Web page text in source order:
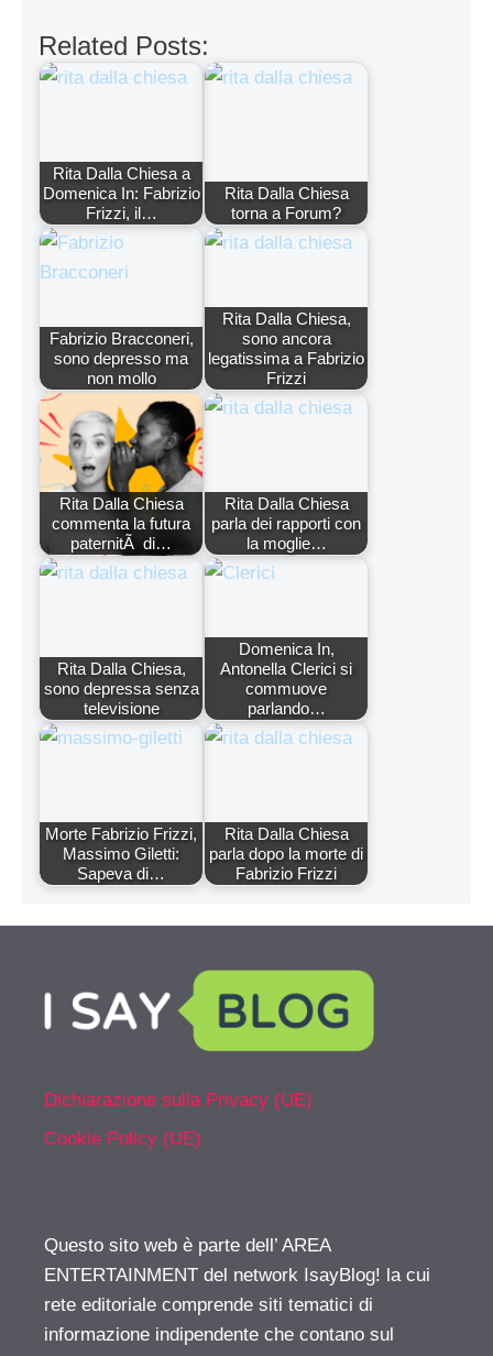
Related Posts:
Rita Dalla Chiesa a
Domenica In: Fabrizio
Frizzi, il…
Rita Dalla Chiesa
torna a Forum?
Fabrizio Bracconeri,
sono depresso ma
non mollo
Rita Dalla Chiesa,
sono ancora
legatissima a Fabrizio
Frizzi
Rita Dalla Chiesa
commenta la futura
paternitÃ di…
Rita Dalla Chiesa
parla dei rapporti con
la moglie…
Rita Dalla Chiesa,
sono depressa senza
televisione
Domenica In,
Antonella Clerici si
commuove
parlando…
Morte Fabrizio Frizzi,
Massimo Giletti:
Sapeva di…
Rita Dalla Chiesa
parla dopo la morte di
Fabrizio Frizzi
Dichiarazione sulla Privacy (UE)
Cookie Policy (UE)
Questo sito web è parte dell’ AREA
ENTERTAINMENT del network IsayBlog! la cui
rete editoriale comprende siti tematici di
informazione indipendente che contano sul